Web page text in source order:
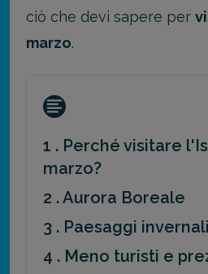
ciò che devi sapere per
marzo.
1 . Perché visitare
marzo?
2 . Aurora Boreale
3 . Paesaggi invernali
4 . Meno turisti e